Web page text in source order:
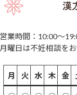
営業時間：10:00～
月曜日は不妊相談を
月 火 水 木 金